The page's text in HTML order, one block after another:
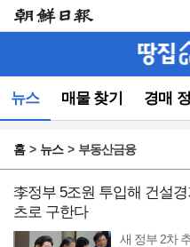
뉴스 매물 찾기 경매
뉴
(컨
영
홈 뉴스 부동산금융
李정부 5조원 투입해 건설
츠로 구한다
새 정부 2차